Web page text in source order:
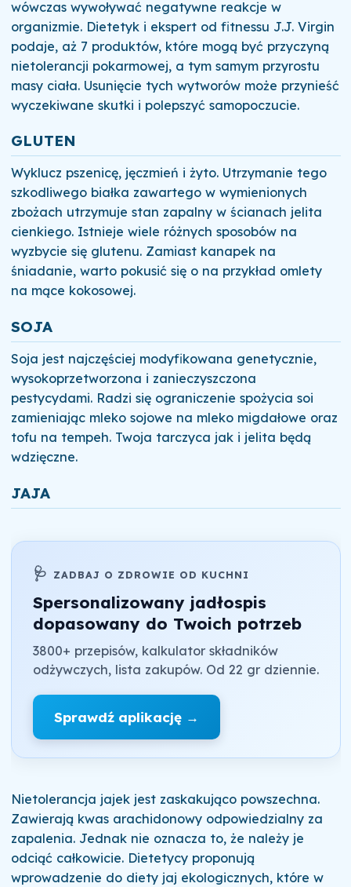
wówczas wywoływać negatywne reakcje w
organizmie. Dietetyk i ekspert od fitnessu J.J. Virgin
podaje, aż 7 produktów, które mogą być przyczyną
nietolerancji pokarmowej, a tym samym przyrostu
masy ciała. Usunięcie tych wytworów może przynieść
wyczekiwane skutki i polepszyć samopoczucie.
GLUTEN
Wyklucz pszenicę, jęczmień i żyto. Utrzymanie tego
szkodliwego białka zawartego w wymienionych
zbożach utrzymuje stan zapalny w ścianach jelita
cienkiego. Istnieje wiele różnych sposobów na
wyzbycie się glutenu. Zamiast kanapek na
śniadanie, warto pokusić się o na przykład omlety
na mące kokosowej.
SOJA
Soja jest najczęściej modyfikowana genetycznie,
wysokoprzetworzona i zanieczyszczona
pestycydami. Radzi się ograniczenie spożycia soi
zamieniając mleko sojowe na mleko migdałowe oraz
tofu na tempeh. Twoja tarczyca jak i jelita będą
wdzięczne.
JAJA
🩺 ZADBAJ O ZDROWIE OD KUCHNI
Spersonalizowany jadłospis
dopasowany do Twoich potrzeb
3800+ przepisów, kalkulator składników
odżywczych, lista zakupów. Od 22 gr dziennie.
Sprawdź aplikację →
Nietolerancja jajek jest zaskakująco powszechna.
Zawierają kwas arachidonowy odpowiedzialny za
zapalenia. Jednak nie oznacza to, że należy je
odciąć całkowicie. Dietetycy proponują
wprowadzenie do diety jaj ekologicznych, które w